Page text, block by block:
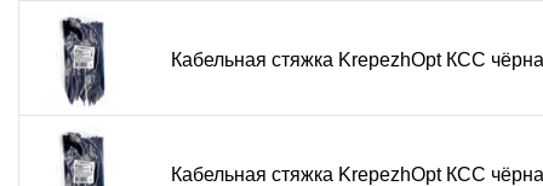
Синонимы
кабельная стяжка КСС, нейлоновая стяжка черная,
пластиковый хомут черный, кабельная стяжка
Кабельная стяжка KrepezhOpt КСС
Кабельная стяжка KrepezhOpt КСС